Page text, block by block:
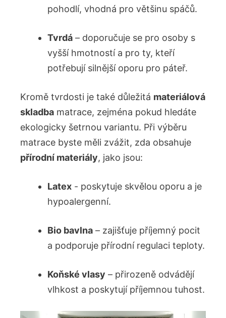
pohodlí, vhodná pro ​většinu spáčů.
Tvrdá – doporučuje se pro⁣ osoby ‍s
vyšší hmotností a ‌pro ty, kteří⁤
potřebují ‍silnější oporu pro páteř.
Kromě tvrdosti je také důležitá materiálová
⁢skladba matrace, zejména pokud hledáte
ekologicky šetrnou variantu. Při výběru
matrace byste měli ‌zvážit, zda obsahuje
přírodní materiály, jako jsou:
Latex ⁤- poskytuje skvělou oporu a je
hypoalergenní.
Bio bavlna – zajišťuje ⁤příjemný pocit
a podporuje přírodní regulaci teploty.
Koňské vlasy – přirozeně odvádějí
vlhkost a poskytují příjemnou‍ tuhost.